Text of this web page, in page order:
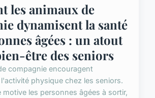
les animaux de
dynamisent la santé
âgées : un atout
être des seniors
compagnie encouragent
physique chez les seniors.
motive les personnes âgées à sortir,